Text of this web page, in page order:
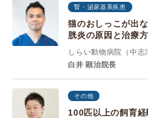
腎・泌尿器系疾患
猫のおしっこが出
胱炎の原因と治療
しらい動物病院（中志
白井 顕治院長
その他
100匹以上の飼育